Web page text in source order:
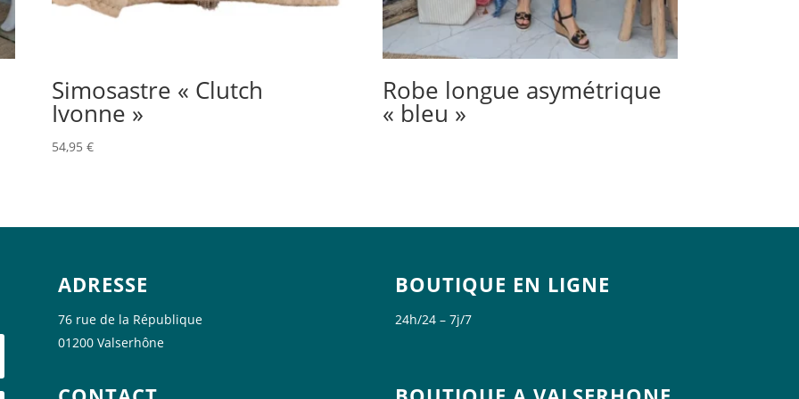
Simosastre « Clutch
Ivonne »
54,95 €
Robe longue asymétrique
« bleu »
ADRESSE
76 rue de la République
01200 Valserhône
BOUTIQUE EN LIGNE
24h/24 – 7j/7